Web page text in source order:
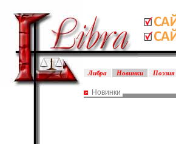
Либра Новинки Поэзия
Новинки